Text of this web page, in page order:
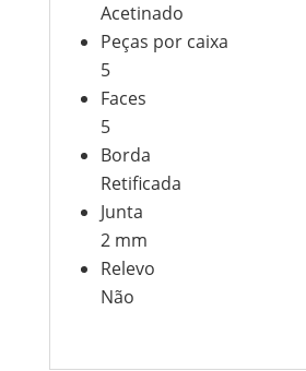
Acetinado
Peças por caixa
5
Faces
5
Borda
Retificada
Junta
2 mm
Relevo
Não